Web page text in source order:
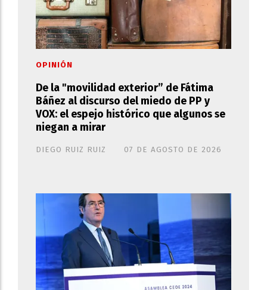
De la "movilidad exterior” de Fátima
Báñez al discurso del miedo de PP y
VOX: el espejo histórico que algunos se
niegan a mirar
DIEGO RUIZ RUIZ
OPINIÓN
07 DE AGOSTO DE 2026